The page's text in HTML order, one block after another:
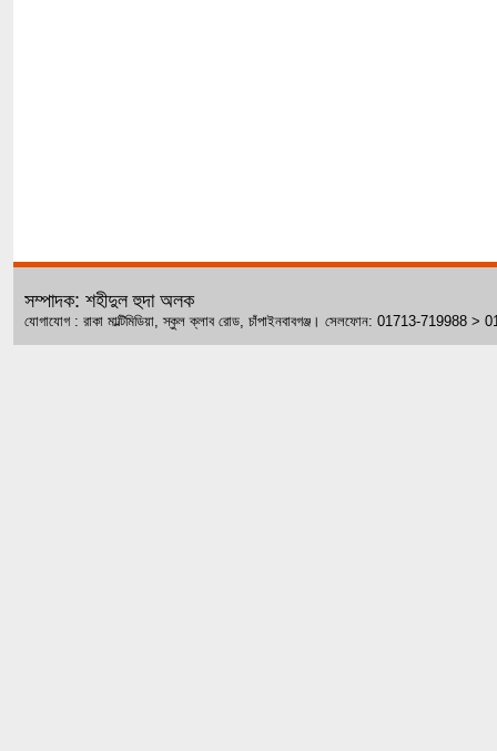
সম্পাদক: শহীদুল হুদা অলক
যোগাযোগ : রাকা মাল্টিমিডিয়া, স্কুল ক্লাব রোড, চাঁপাইনবাবগঞ্জ। সেলফোন: 01713-